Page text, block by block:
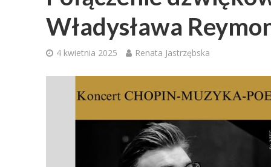
Władysława
4 kwietnia 2025 Renata Jastrzębska